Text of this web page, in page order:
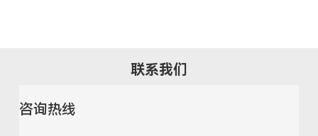
联系我们
咨询热线